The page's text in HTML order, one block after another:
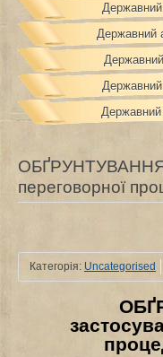
Державний
Державний
Державний
Державний
ОБҐРУНТУВАННЯ
переговорної
Категорія: Uncategorised